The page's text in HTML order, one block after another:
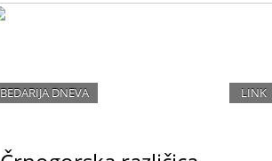
BEDARIJA DNEVA LINK